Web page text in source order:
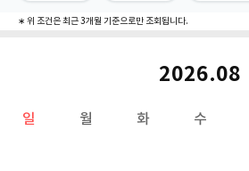
∗ 위 조건은 최근 3개월 기준으로만 조회됩니다.
2026.08
일 월 화 수